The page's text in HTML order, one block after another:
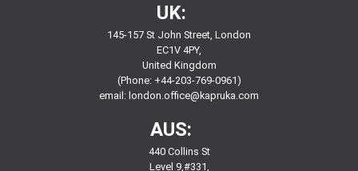
UK:
145-157 St John Street, London
EC1V 4PY,
United Kingdom
(Phone: +44-203-769-0961)
email: london.office@kapruka.com
AUS:
440 Collins St
Level 9,#331,